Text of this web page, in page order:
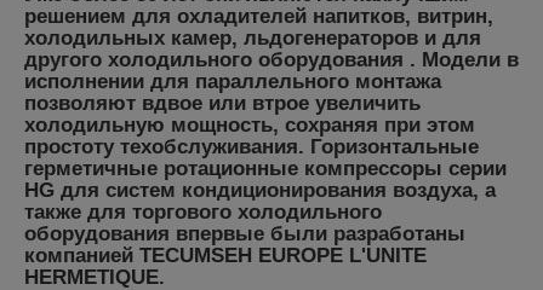
решением для охладителей напитков, витрин,
холодильных камер, льдогенераторов и для
другого холодильного оборудования . Модели в
исполнении для параллельного монтажа
позволяют вдвое или втрое увеличить
холодильную мощность, сохраняя при этом
простоту техобслуживания. Горизонтальные
герметичные ротационные компрессоры серии
HG для систем кондиционирования воздуха, а
также для торгового холодильного
оборудования впервые были разработаны
компанией TECUMSEH EUROPE L'UNITE
HERMETIQUE.